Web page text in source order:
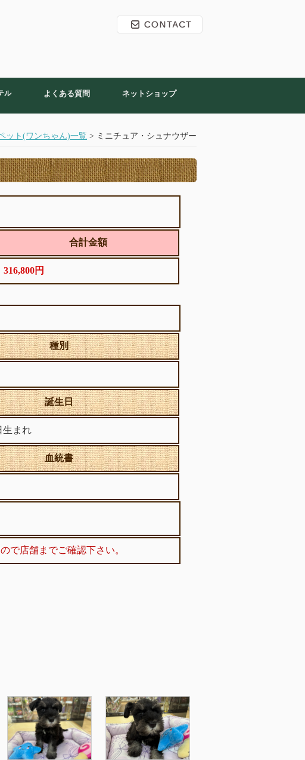
ル よくある質問 ネットショップ
ット(ワンちゃん)一覧 > ミニチュア・シュナウザー
合計金額
316,800円
種別
誕生日
生まれ
血統書
で店舗までご確認下さい。